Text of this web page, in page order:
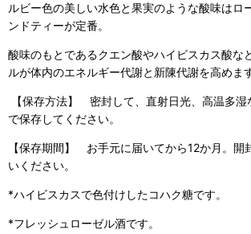
ルビー色の美しい水色と果実のような酸味はロ
ンドティーが定番。
酸味のもとであるクエン酸やハイビスカス酸な
ルが体内のエネルギー代謝と新陳代謝を高めます
【保存方法】 密封して、直射日光、高温多湿
で保存してください。
【保存期間】 お手元に届いてから12か月。開
いください。
*ハイビスカスで色付けしたコハク糖です。
*フレッシュローゼル酒です。